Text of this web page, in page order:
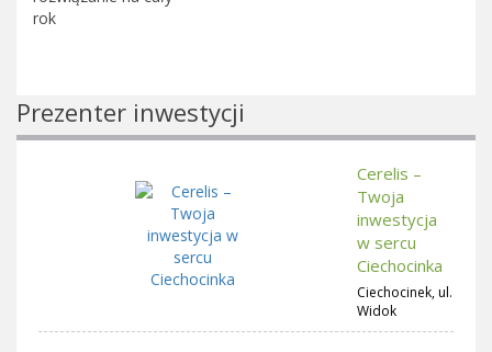
rok
Prezenter inwestycji
Cerelis –
Twoja
inwestycja
w sercu
Ciechocinka
Ciechocinek, ul.
Widok